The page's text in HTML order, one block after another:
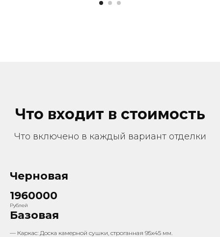
Что входит в стоимость
Что включено в каждый вариант отделки
Черновая
1960000
Рублей
Базовая
— Каркас: Доска камерной сушки, строганная 95х45 мм.